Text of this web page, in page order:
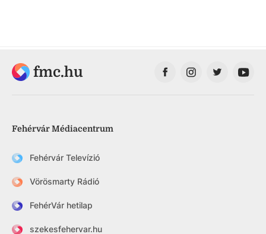
fmc.hu
Fehérvár Médiacentrum
Fehérvár Televízió
Vörösmarty Rádió
FehérVár hetilap
szekesfehervar.hu